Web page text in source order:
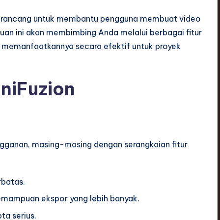
untuk membantu pengguna membuat video
ini akan membimbing Anda melalui berbagai fitur
secara efektif untuk proyek
masing-masing dengan serangkaian fitur
ekspor yang lebih banyak.
serius.